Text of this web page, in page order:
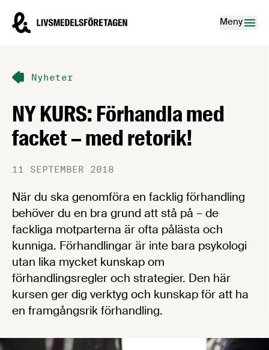
Livsmedelsföretagen – till startsidan
Meny
Nyheter
NY KURS: Förhandla med
facket – med retorik!
11 SEPTEMBER 2018
När du ska genomföra en facklig förhandling
behöver du en bra grund att stå på – de
fackliga motparterna är ofta pålästa och
kunniga. Förhandlingar är inte bara psykologi
utan lika mycket kunskap om
förhandlingsregler och strategier. Den här
kursen ger dig verktyg och kunskap för att ha
en framgångsrik förhandling.